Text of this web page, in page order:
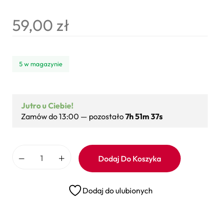
59,00 zł
5 w magazynie
Jutro u Ciebie!
Zamów do 13:00 — pozostało7h 51m 36s
Dodaj Do Koszyka
Dodaj do ulubionych